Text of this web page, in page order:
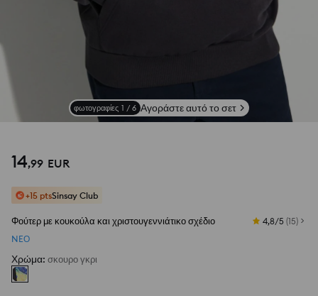
Δες φωτογραφίες από αξιολογήσεις
φωτογραφίες 1 / 6 Αγοράστε αυτό το σετ
14,99 EUR
+15 ptsSinsay Club
Φούτερ με κουκούλα και χριστουγεννιάτικο σχέδιο 4,8/5 (15)
NEΟ
Χρώμα: σκουρο γκρι